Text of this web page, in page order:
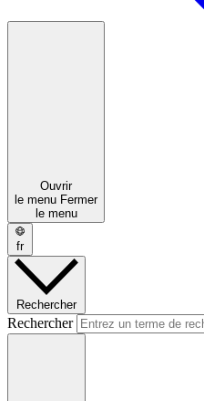
Ouvrir
le menu Fermer
le menu
fr
Rechercher
Rechercher